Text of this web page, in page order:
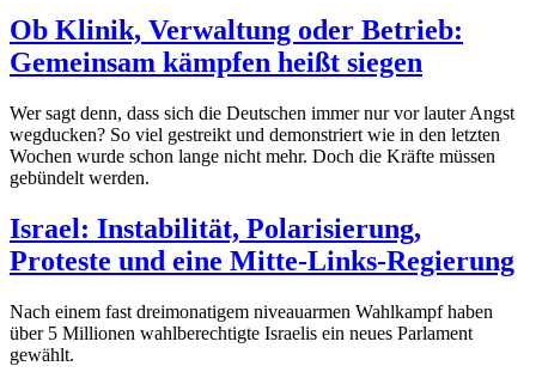
Ob Klinik, Verwaltung oder Betrieb:
Gemeinsam kämpfen heißt siegen
Wer sagt denn, dass sich die Deutschen immer nur vor lauter Angst
wegducken? So viel gestreikt und demonstriert wie in den letzten
Wochen wurde schon lange nicht mehr. Doch die Kräfte müssen
gebündelt werden.
Israel: Instabilität, Polarisierung,
Proteste und eine Mitte-Links-Regierung
Nach einem fast dreimonatigem niveauarmen Wahlkampf haben
über 5 Millionen wahlberechtigte Israelis ein neues Parlament
gewählt.